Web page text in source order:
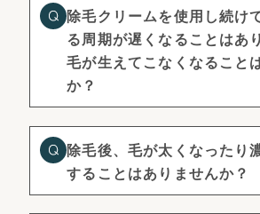
除毛クリームを使用し続け
る周期が遅くなることはあ
毛が生えてこなくなること
か？
除毛後、毛が太くなったり
することはありませんか？